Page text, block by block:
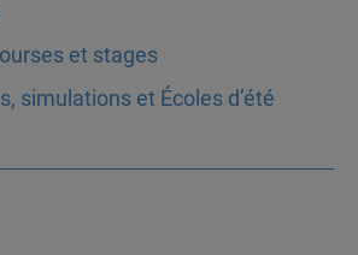
et stages
simulations et Écoles d’été